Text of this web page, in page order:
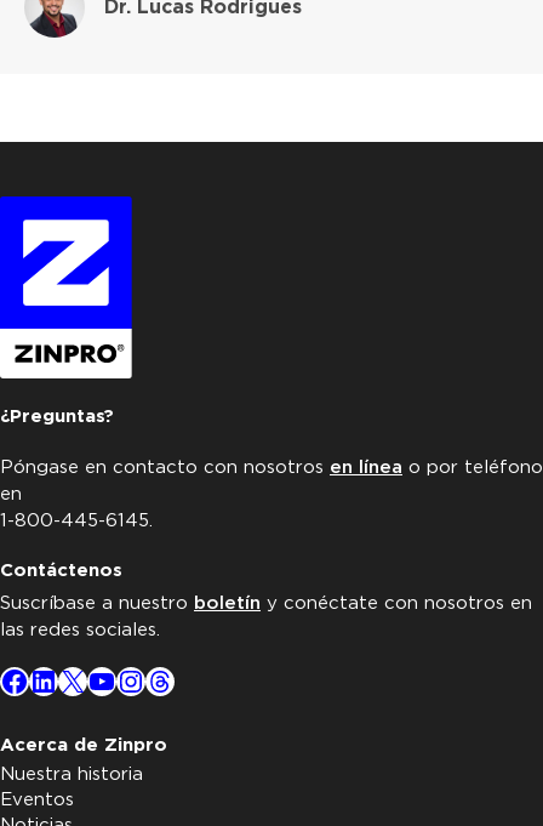
Dr. Lucas Rodrigues
Seleccione un nombre por página
¿Preguntas?
Póngase en contacto con nosotros en línea o por teléfono
en
1-800-445-6145.
Contáctenos
Suscríbase a nuestro boletín y conéctate con nosotros en
las redes sociales.
Facebook
LinkedIn
X YouTube
Instagram
Threads
Acerca de Zinpro
Nuestra historia
Eventos